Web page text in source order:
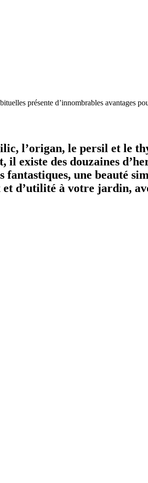
présente d’innombrables
l’origan, le persil et le
existe des douzaines
fantastiques, une beauté
d’utilité à votre jardin,